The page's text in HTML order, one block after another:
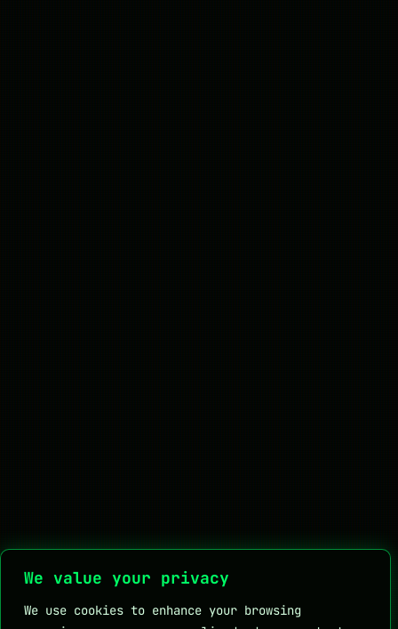
We value your privacy
We use cookies to enhance your browsing